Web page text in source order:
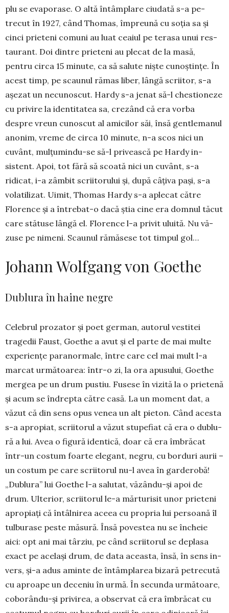
plu se evaporase. O altă întâmplare ciu­dată s-a pe­
trecut în 1927, când Thomas, împreună cu soția sa și
cinci prieteni co­muni au luat ceaiul pe terasa unui res­
taurant. Doi dintre prieteni au plecat de la masă,
pentru circa 15 minute, ca să salute niște cunoștințe. În
acest timp, pe scaunul rămas liber, lângă scriitor, s-a
așezat un necunoscut. Hardy s-a jenat să-l ches­tioneze
cu pri­vire la identitatea sa, crezând că era vorba
despre vreun cunoscut al amicilor săi, însă gentlemanul
ano­nim, vreme de circa 10 minute, n-a scos nici un
cuvânt, mulțu­mindu-se să-l privească pe Hardy in­
sistent. Apoi, tot fără să scoată nici un cuvânt, s-a
ridicat, i-a zâm­bit scriitorului și, după câțiva pași, s-a
volatilizat. Uimit, Thomas Hardy s-a aplecat că­tre
Florence și a întrebat-o dacă știa cine era dom­nul tăcut
care stătuse lângă el. Flo­rence l-a privit ulu­ită. Nu vă­
zuse pe nimeni. Scau­nul rămă­sese tot timpul gol…
Johann Wolfgang von Goethe
Dublura în haine negre
Celebrul prozator și poet german, autorul vestitei
tragedii Faust, Goethe a avut și el parte de mai multe
ex­periențe paranormale, între care cel mai mult l-a
mar­cat următoarea: într-o zi, la ora apusului, Goethe
mergea pe un drum pustiu. Fusese în vizită la o pri­etenă
și acum se îndrepta că­tre casă. La un moment dat, a
văzut că din sens opus venea un alt pieton. Când acesta
s-a apropiat, scriitorul a vă­zut stupe­fiat că era o du­blu­
ră a lui. A­vea o figură iden­tică, doar că era îm­bră­cat
într-un cos­tum foarte e­le­gant, ne­gru, cu bor­duri au­rii –
un cos­tum pe ca­re scrii­torul nu-l avea în gar­de­robă!
„Du­­blura” lui Goethe l-a sa­lutat, vă­zân­du-și apoi de
drum. Ul­te­rior, scriitorul le-a măr­turisit unor pri­eteni
apro­piați că în­­tâl­nirea aceea cu propria lui per­soană îl
tulbu­rase peste măsură. Însă povestea nu se încheie
aici: opt ani mai târziu, pe când scrii­torul se deplasa
exact pe același drum, de data aceas­ta, însă, în sens in­
vers, și-a adus amin­te de întâmplarea bi­zară petre­cută
cu aproape un deceniu în urmă. În secunda următoare,
cobo­rându-și privirea, a obser­vat că era îmbrăcat cu